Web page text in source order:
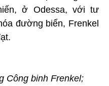
ở Odessa, với tư
đường biển, Frenkel
Công binh Frenkel;